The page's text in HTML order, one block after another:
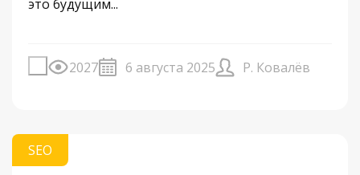
это будущим...
2027 6 августа 2025 Р. Ковалёв
SEO